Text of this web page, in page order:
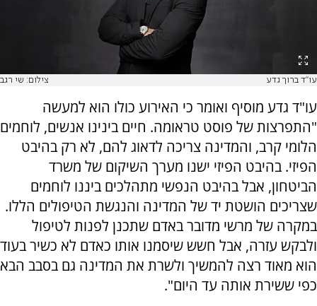
עו"ד ברוך גדע צילום: שי רגב
עו"ד גדע מוסיף ואומר כי האירוע כולו הוא למעשה
"התפרצות של פוסט טראומה. חיים בינינו אנשים, לוחמים
הלומי קרב, והמדינה צריכה לדאוג להם, לא רק בהיבט
הפיזי. בהיבט הפיזי ישנו מערך השיקום של משרד
הביטחון, אבל בהיבט הנפשי מתהלכים ביננו לוחמים
שצריכים הושטת יד של המדינה והנגשת הטיפולים הללו.
במקרה של מרשי מדובר באדם שתכנן לפנות לטיפול
ולבקש עזרה, אבל חשש שיסמנו אותו כאדם לא כשיר בעוד
הוא מאוד רצה להמשיך ולשרת את המדינה גם בסבב הבא
כפי ששירת אותה עד היום".